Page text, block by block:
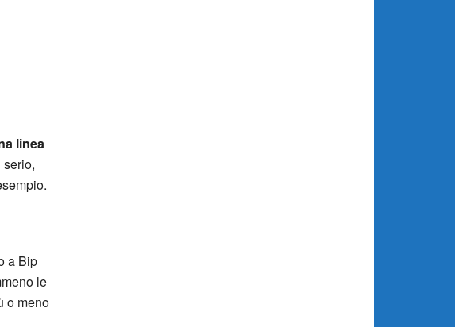
linea
a Bip
le
o meno